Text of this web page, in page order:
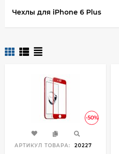
Чехлы для iPhone 6 Plus
-50%
АРТИКУЛ ТОВАРА: 20227